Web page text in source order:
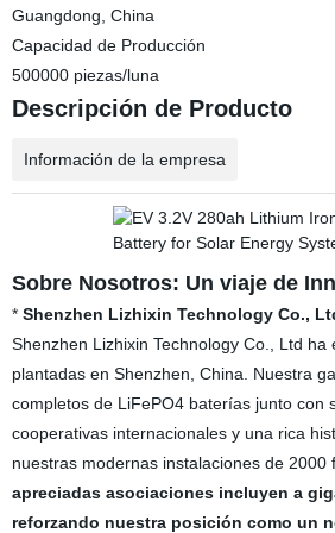
Guangdong, China
Capacidad de Producción
500000 piezas/luna
Descripción de Producto
Información de la empresa
Sobre Nosotros: Un viaje de
*Shenzhen Lizhixin Technology Co.,
Shenzhen Lizhixin Technology Co., Ltd
plantadas en Shenzhen, China. Nuestra
completos de LiFePO4 baterías junto con
cooperativas internacionales y una rica
nuestras modernas instalaciones de
apreciadas asociaciones incluyen a
reforzando nuestra posición como un